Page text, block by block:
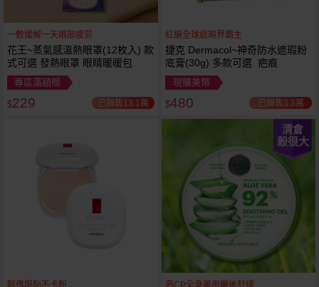
一敷缓解一天眼部疲劳
花王~蒸氣感溫熱眼罩(12枚入) 款
式可選 發熱眼罩 眼睛暖暖包
專區滿額贈
$229 已銷售13.1萬
紅遍全球遮瑕界霸主
捷克 Dermacol~神奇防水遮瑕粉
底膏(30g) 多款可選 疤痕
現賺美幣
$480 已銷售3.3萬
輕透服貼不卡粉
清倉
殺很大
高CP全身萬用曬後舒緩